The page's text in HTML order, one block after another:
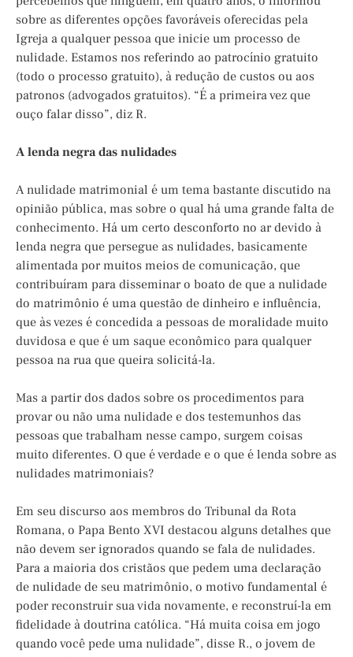
sobre as diferentes opções favoráveis oferecidas pela
Igreja a qualquer pessoa que inicie um processo de
nulidade. Estamos nos referindo ao patrocínio gratuito
(todo o processo gratuito), à redução de custos ou aos
patronos (advogados gratuitos). “É a primeira vez que
ouço falar disso”, diz R.
A lenda negra das nulidades
A nulidade matrimonial é um tema bastante discutido na
opinião pública, mas sobre o qual há uma grande falta de
conhecimento. Há um certo desconforto no ar devido à
lenda negra que persegue as nulidades, basicamente
alimentada por muitos meios de comunicação, que
contribuíram para disseminar o boato de que a nulidade
do matrimônio é uma questão de dinheiro e influência,
que às vezes é concedida a pessoas de moralidade muito
duvidosa e que é um saque econômico para qualquer
pessoa na rua que queira solicitá-la.
Mas a partir dos dados sobre os procedimentos para
provar ou não uma nulidade e dos testemunhos das
pessoas que trabalham nesse campo, surgem coisas
muito diferentes. O que é verdade e o que é lenda sobre as
nulidades matrimoniais?
Em seu discurso aos membros do Tribunal da Rota
Romana, o Papa Bento XVI destacou alguns detalhes que
não devem ser ignorados quando se fala de nulidades.
Para a maioria dos cristãos que pedem uma declaração
de nulidade de seu matrimônio, o motivo fundamental é
poder reconstruir sua vida novamente, e reconstruí-la em
fidelidade à doutrina católica. “Há muita coisa em jogo
quando você pede uma nulidade”, disse R., o jovem de